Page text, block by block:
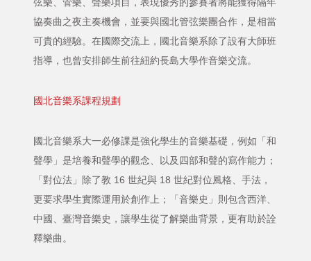
協奏曲之夜主奏機會，並要與國北管弦樂團合作，是相當
可貴的經驗。在國際交流上，國北音樂系除了設有大師班
指導，也曾安排師生前往紐約長島大學作音樂交流。
國北音樂系課程規劃
國北音樂系大一必修課是強化學生的音樂基礎，例如「和
聲學」是培養和聲學的觀念、以及四部和聲的寫作能力；
「對位法」除了教 16 世紀與 18 世紀對位風格、手法，
更要求學生實際運用於創作上；「音樂史」則包含西洋、
中國、臺灣音樂史，讓學生從了解樂曲背景，更有助於詮
釋樂曲。